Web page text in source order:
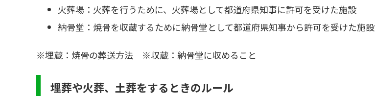
火葬場：火葬を行うために、火葬場として都道府県知事に許可を受けた施設
納骨堂：焼骨を収蔵するために納骨堂として都道府県知事から許可を受けた施設
※埋蔵：焼骨の葬送方法 ※収蔵：納骨堂に収めること
埋葬や火葬、土葬をするときのルール